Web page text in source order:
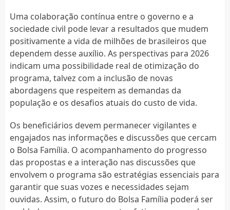
Uma colaboração contínua entre o governo e a
sociedade civil pode levar a resultados que mudem
positivamente a vida de milhões de brasileiros que
dependem desse auxílio. As perspectivas para 2026
indicam uma possibilidade real de otimização do
programa, talvez com a inclusão de novas
abordagens que respeitem as demandas da
população e os desafios atuais do custo de vida.
Os beneficiários devem permanecer vigilantes e
engajados nas informações e discussões que cercam
o Bolsa Família. O acompanhamento do progresso
das propostas e a interação nas discussões que
envolvem o programa são estratégias essenciais para
garantir que suas vozes e necessidades sejam
ouvidas. Assim, o futuro do Bolsa Família poderá ser